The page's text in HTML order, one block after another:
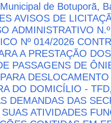
de Botuporã,
AVISOS DE
ADMINISTRATIVO
Nº 014/2026
A PRESTAÇÃO
PASSAGENS DE
DO DOMICÍLIO -
DEMANDAS DAS
ATIVIDADES